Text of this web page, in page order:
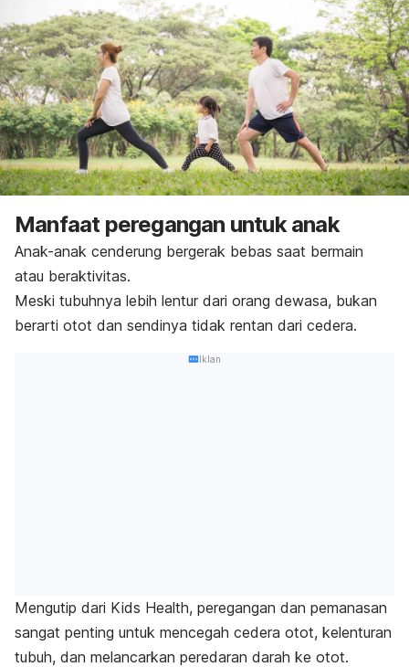
Manfaat peregangan untuk anak
Anak-anak cenderung bergerak bebas saat bermain
atau beraktivitas.
Meski tubuhnya lebih lentur dari orang dewasa, bukan
berarti otot dan sendinya tidak rentan dari cedera.
Iklan
Mengutip dari Kids Health, peregangan dan pemanasan
sangat penting untuk mencegah cedera otot, kelenturan
tubuh, dan melancarkan peredaran darah ke otot.